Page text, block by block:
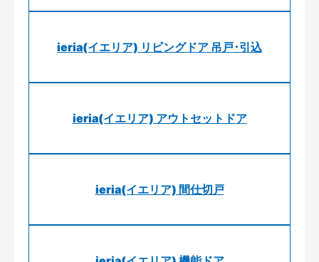
ieria(イエリア) リビングドア 吊戸･引込
ieria(イエリア) アウトセットドア
ieria(イエリア) 間仕切戸